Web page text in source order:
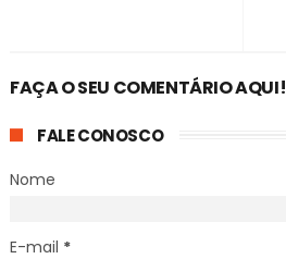
FAÇA O SEU COMENTÁRIO AQUI!
FALE CONOSCO
Nome
E-mail *